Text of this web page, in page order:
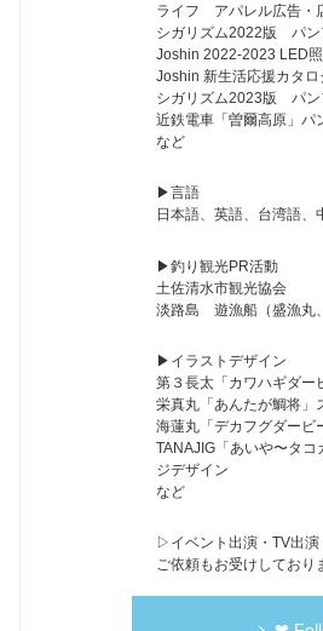
ライフ アパレル広告・
シガリズム2022版 パン
Joshin 2022-2023 LED
Joshin 新生活応援カタロ
シガリズム2023版 パン
近鉄電車「曽爾高原」パ
など
▶︎言語
日本語、英語、台湾語、
▶︎釣り観光PR活動
土佐清水市観光協会
淡路島 遊漁船（盛漁丸
▶︎イラストデザイン
第３長太「カワハギダー
栄真丸「あんたが鯛将」
海蓮丸「デカフグダービ
TANAJIG「あいや〜タ
ジデザイン
など
▷イベント出演・TV出
ご依頼もお受けしており